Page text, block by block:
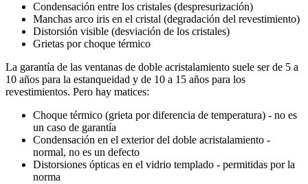
Condensación entre los cristales (despresurización)
Manchas arco iris en el cristal (degradación del revestimiento)
Distorsión visible (desviación de los cristales)
Grietas por choque térmico
La garantía de las ventanas de doble acristalamiento suele ser de 5 a
10 años para la estanqueidad y de 10 a 15 años para los
revestimientos. Pero hay matices:
Choque térmico (grieta por diferencia de temperatura) - no es
un caso de garantía
Condensación en el exterior del doble acristalamiento -
normal, no es un defecto
Distorsiones ópticas en el vidrio templado - permitidas por la
norma